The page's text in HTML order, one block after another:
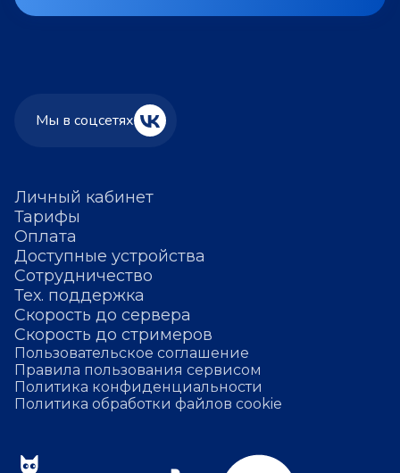
Личный кабинет
Тарифы
Оплата
Доступные устройства
Сотрудничество
Тех. поддержка
Скорость до сервера
Скорость до стримеров
Пользовательское соглашение
Правила пользования сервисом
Политика конфиденциальности
Политика обработки файлов cookie
Мы в соцсетях